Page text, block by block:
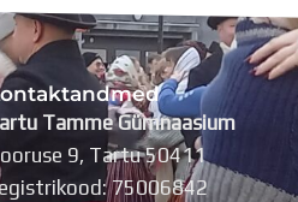
Tamme Gümnaasium
9, Tartu 50411
75006842